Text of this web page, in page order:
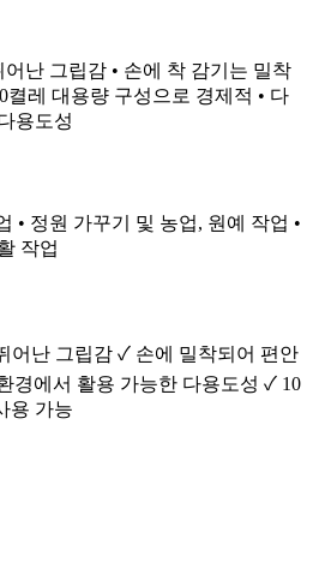
난 그립감 • 손에 착 감기는 밀착
켤레 대용량 구성으로 경제적 • 다
용도성
• 정원 가꾸기 및 농업, 원예 작업 •
작업
어난 그립감 ✓ 손에 밀착되어 편안
경에서 활용 가능한 다용도성 ✓ 10
용 가능